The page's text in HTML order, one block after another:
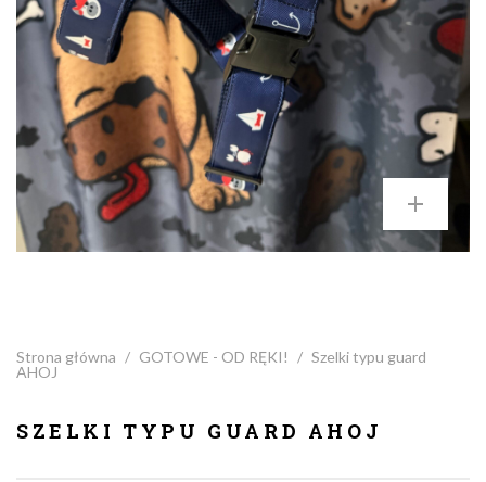
Strona główna / GOTOWE - OD RĘKI! / Szelki typu guard
AHOJ
SZELKI TYPU GUARD AHOJ